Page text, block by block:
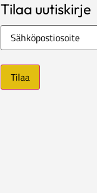
Tilaa uutiskirje
Sähköposti